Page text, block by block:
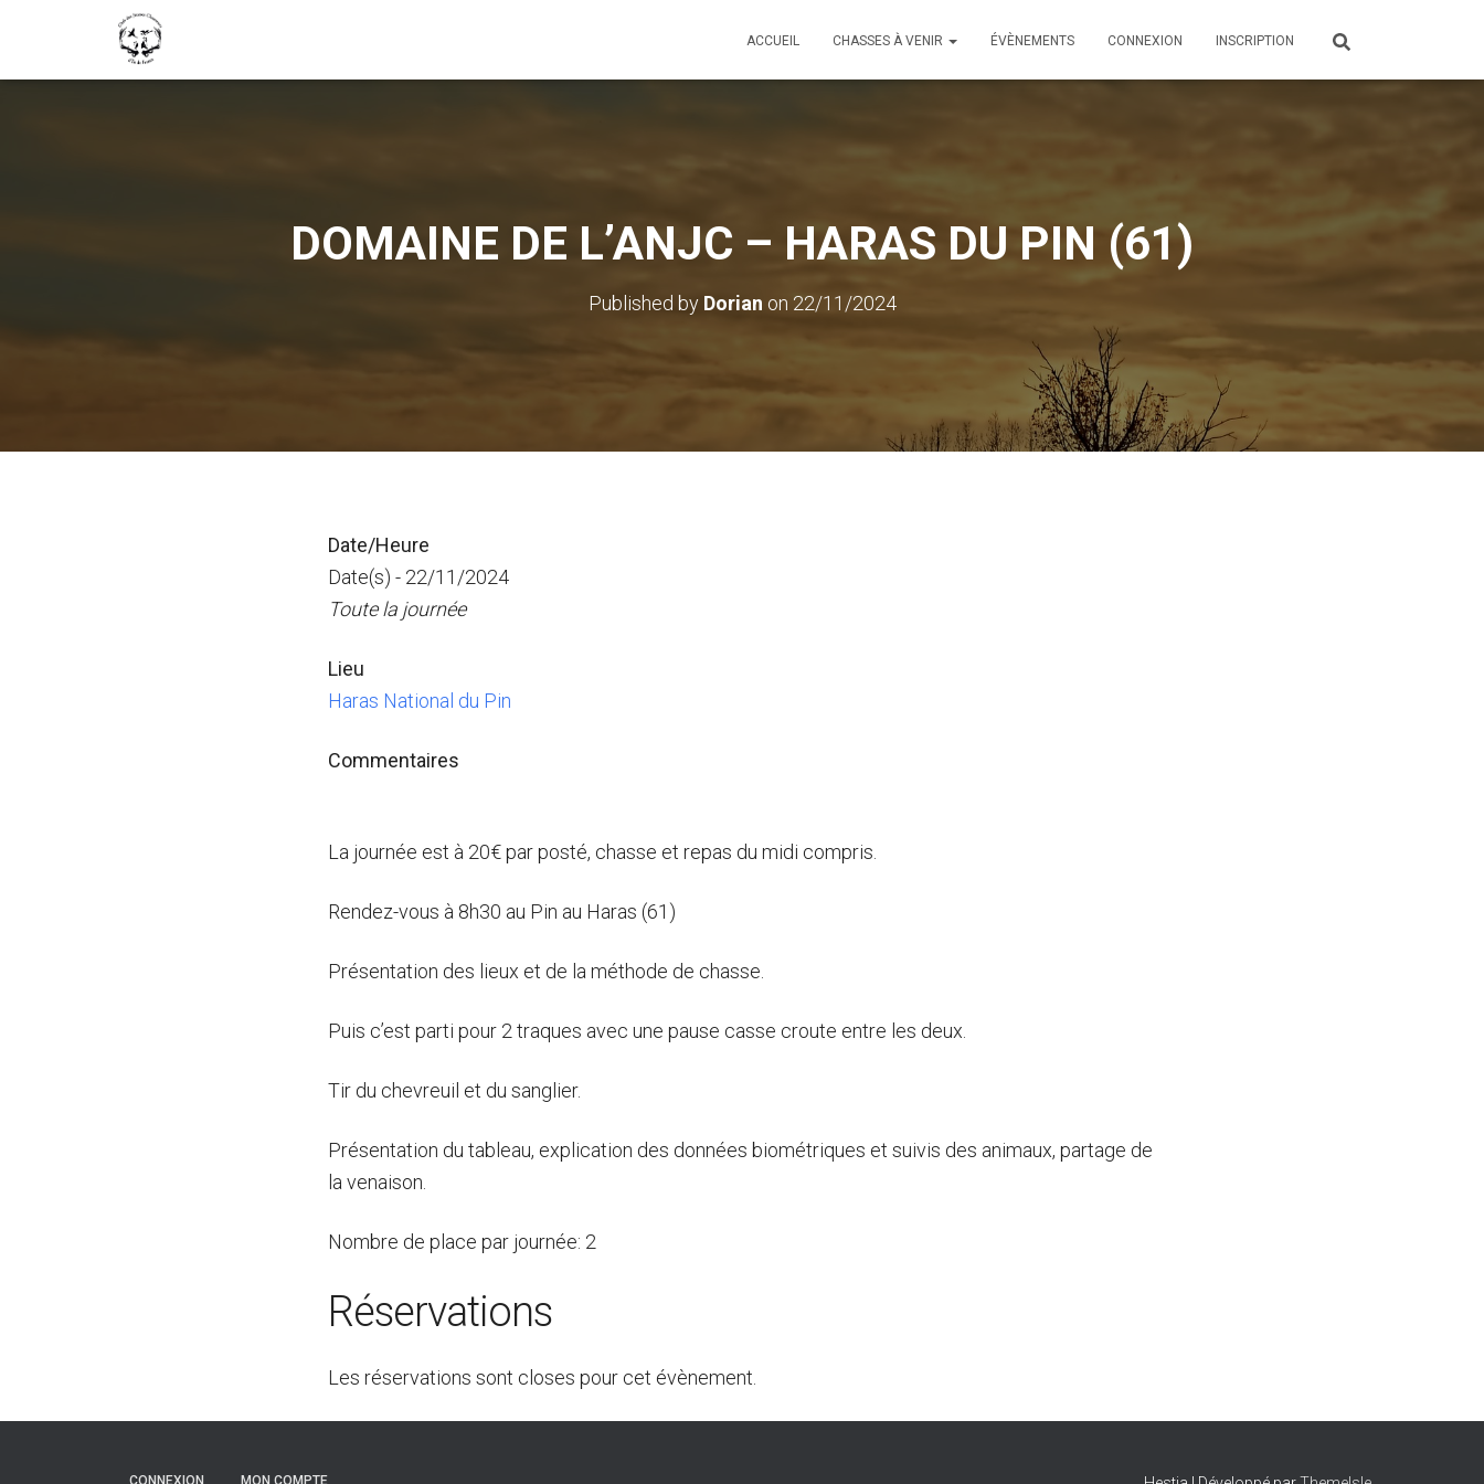
ACCUEIL CHASSES À VENIR ÉVÈNEMENTS CONNEXION INSCRIPTION
DOMAINE DE L’ANJC – HARAS DU PIN (61)
Published by Dorian on 22/11/2024
Date/Heure
Date(s) - 22/11/2024
Toute la journée
Lieu
Haras National du Pin
Commentaires
La journée est à 20€ par posté, chasse et repas du midi compris.
Rendez-vous à 8h30 au Pin au Haras (61)
Présentation des lieux et de la méthode de chasse.
Puis c’est parti pour 2 traques avec une pause casse croute entre les deux.
Tir du chevreuil et du sanglier.
Présentation du tableau, explication des données biométriques et suivis des animaux, partage de
la venaison.
Nombre de place par journée: 2
Réservations
Les réservations sont closes pour cet évènement.
CONNEXION MON COMPTE